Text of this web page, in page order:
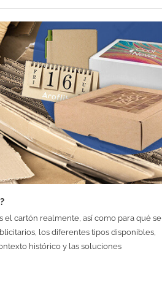
el cartón realmente, así como para qué se
los diferentes tipos disponibles,
histórico y las soluciones